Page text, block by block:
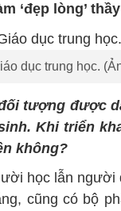
‘đẹp lòng’
dục trung học.
tượng được
Khi triển
không?
học lẫn người
cũng có bộ